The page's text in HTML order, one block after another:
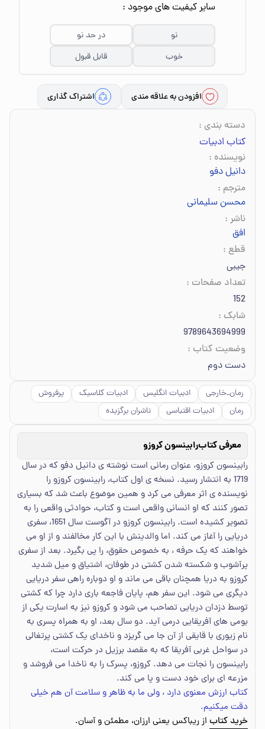
سایر کیفیت های موجود :
نو
در حد نو
خوب
قابل قبول
افزودن به علاقه مندی اشتراک گذاری
دسته بندی :
کتاب ادبیات
نویسنده :
دانیل دفو
مترجم :
محسن سلیمانی
ناشر :
افق
قطع :
جیبی
تعداد صفحات :
152
شابک :
9789643694999
وضعیت کتاب :
دست دوم
رمان_خارجی ادبیات انگلیس ادبیات کلاسیک
پرفروش
رمان
ادبیات اقتباسی ناشران برگزیده
معرفی کتابرابینسون کروزو
رابینسون کروزو، عنوان رمانی است نوشته ی دانیل دفو که در سال
1719 به انتشار رسید. نسخه ی اول کتاب، رابینسون کروزو را
نویسنده ی اثر معرفی می کرد و همین موضوع باعث شد که بسیاری
تصور کنند که او انسانی واقعی است و کتاب، حوادثی واقعی را به
تصویر کشیده است. رابینسون کروزو در آگوست سال 1651، سفری
دریایی را آغاز می کند. اما والدینش با این کار مخالفند و از او می
خواهند که یک حرفه ، به خصوص حقوق، را پی بگیرد. بعد از سفری
پرآشوب و شکسته شدن کشتی در طوفان، اشتیاق و میل شدید
کروزو به دریا همچنان باقی می ماند و او دوباره راهی سفر دریایی
دیگری می شود. این سفر هم، پایان فاجعه باری دارد چرا که کشتی
توسط دزدان دریایی تصاحب می شود و کروزو نیز به اسارت یکی از
بومی های آفریقایی درمی آید. دو سال بعد، او به همراه پسری به
نام زیوری با قایقی از آن جا می گریزد و ناخدای یک کشتی پرتغالی
در سواحل غربی آفریقا که به مقصد برزیل در حرکت است،
رابینسون را نجات می دهد. کروزو، پسرک را به ناخدا می فروشد و
مزرعه ای برای خود دست و پا می کند.
کتاب ارزش معنوی دارد ، ولی ما به ظاهر و سلامت آن هم خیلی
دقت میکنیم.
خرید کتاب از ریباکس یعنی ارزان، مطمئن و آسان.